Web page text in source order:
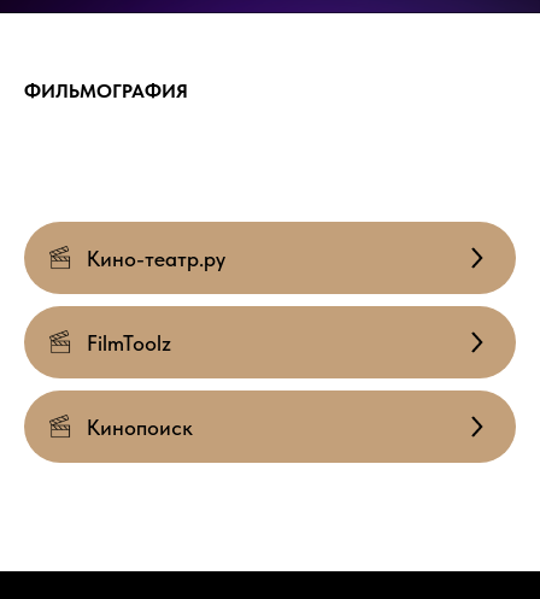
ФИЛЬМОГРАФИЯ
Кино-театр.ру
FilmToolz
Кинопоиск